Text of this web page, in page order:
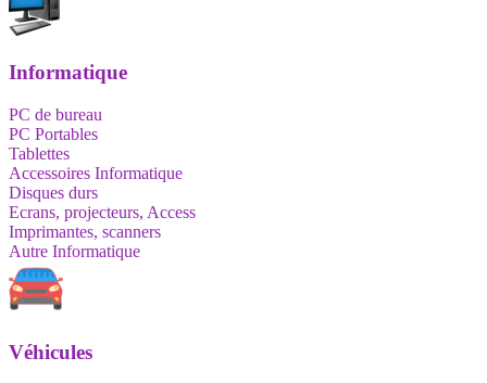
Informatique
PC de bureau
PC Portables
Tablettes
Accessoires Informatique
Disques durs
Ecrans, projecteurs, Access
Imprimantes, scanners
Autre Informatique
Véhicules